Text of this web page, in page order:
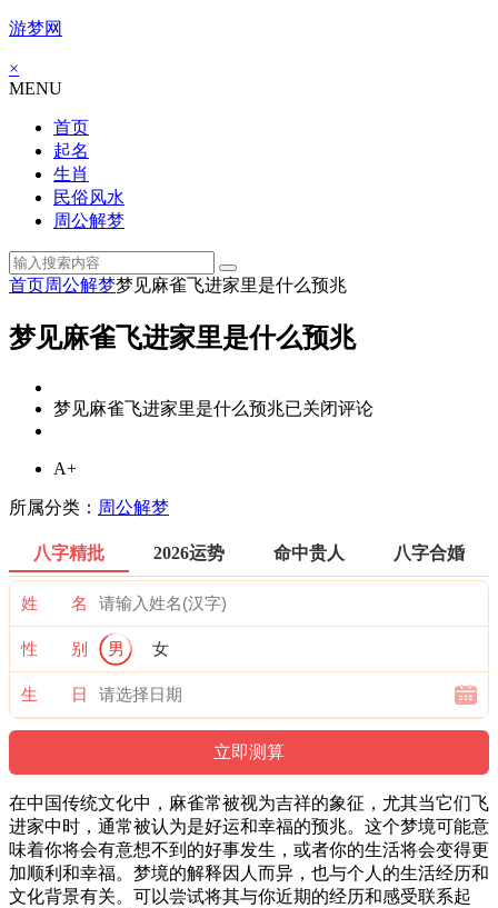
游梦网
×
MENU
首页
起名
生肖
民俗风水
周公解梦
首页周公解梦梦见麻雀飞进家里是什么预兆
梦见麻雀飞进家里是什么预兆
梦见麻雀飞进家里是什么预兆已关闭评论
A+
所属分类： 周公解梦
八字精批 2026运势 命中贵人 八字合婚
姓 名
性 别 男 女
生 日
在中国传统文化中，麻雀常被视为吉祥的象征，尤其当它们飞
进家中时，通常被认为是好运和幸福的预兆。这个梦境可能意
味着你将会有意想不到的好事发生，或者你的生活将会变得更
加顺利和幸福。梦境的解释因人而异，也与个人的生活经历和
文化背景有关。可以尝试将其与你近期的经历和感受联系起